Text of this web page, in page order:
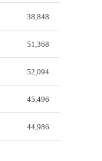
38,848
51,368
52,094
45,496
44,986